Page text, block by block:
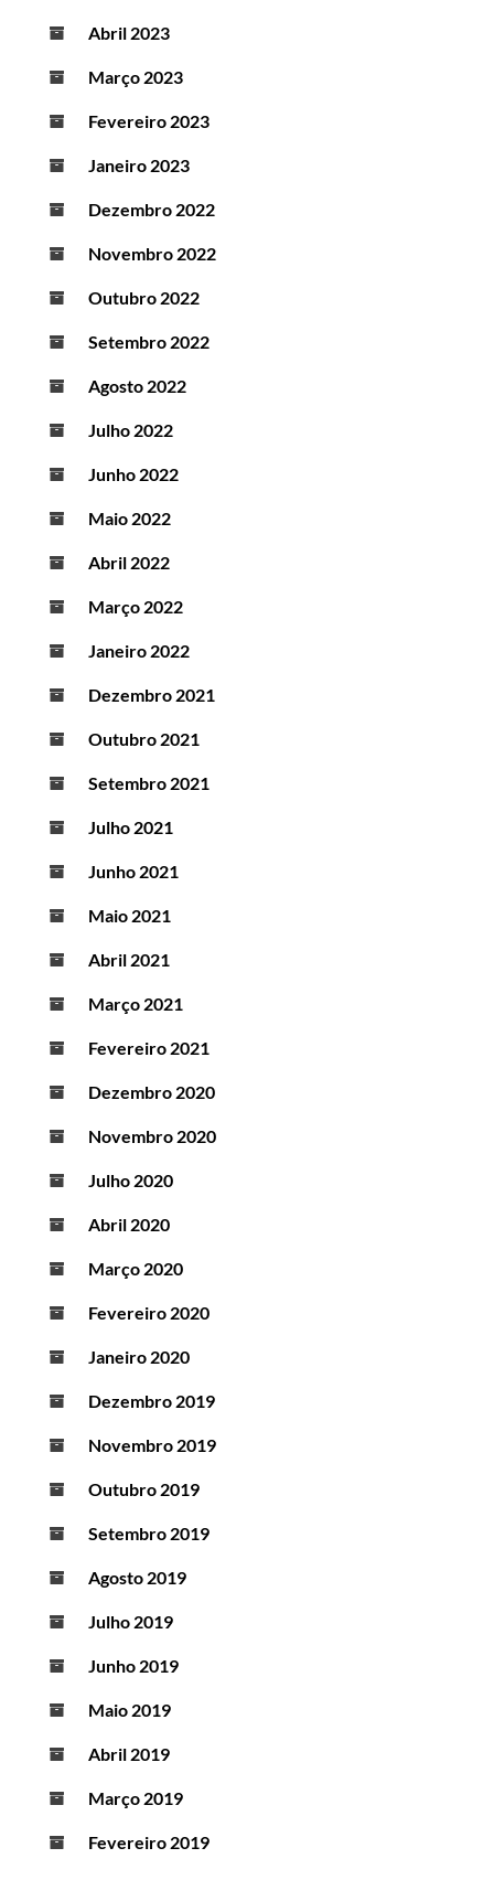
Abril 2023
Março 2023
Fevereiro 2023
Janeiro 2023
Dezembro 2022
Novembro 2022
Outubro 2022
Setembro 2022
Agosto 2022
Julho 2022
Junho 2022
Maio 2022
Abril 2022
Março 2022
Janeiro 2022
Dezembro 2021
Outubro 2021
Setembro 2021
Julho 2021
Junho 2021
Maio 2021
Abril 2021
Março 2021
Fevereiro 2021
Dezembro 2020
Novembro 2020
Julho 2020
Abril 2020
Março 2020
Fevereiro 2020
Janeiro 2020
Dezembro 2019
Novembro 2019
Outubro 2019
Setembro 2019
Agosto 2019
Julho 2019
Junho 2019
Maio 2019
Abril 2019
Março 2019
Fevereiro 2019